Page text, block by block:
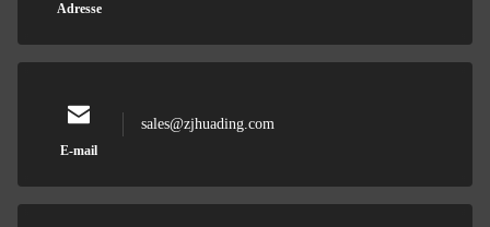
Adresse
E-mail
sales@zjhuading.com